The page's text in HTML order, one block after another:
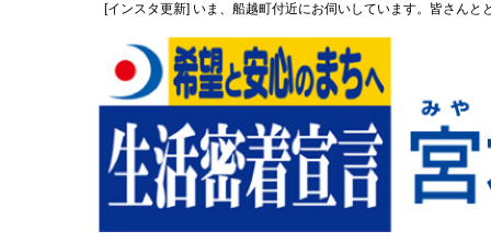
[インスタ更新] いま、船越町付近にお伺いしています。皆さん